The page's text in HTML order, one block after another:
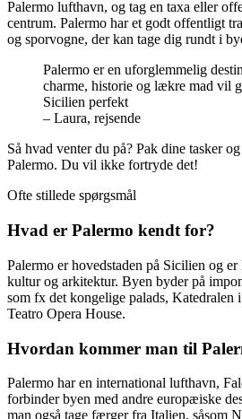
Palermo lufthavn, og tag en taxa eller
centrum. Palermo har et godt offentligt
og sporvogne, der kan tage dig rundt i
Palermo er en uforglemmelig
charme, historie og lækre mad vil
Sicilien perfekt
– Laura, rejsende
Så hvad venter du på? Pak dine tasker
Palermo. Du vil ikke fortryde det!
Ofte stillede spørgsmål
Hvad er Palermo kendt for?
Palermo er hovedstaden på Sicilien og
kultur og arkitektur. Byen byder på
som fx det kongelige palads, Katedralen
Teatro Opera House.
Hvordan kommer man til
Palermo har en international lufthavn,
forbinder byen med andre europæiske
man også tage færger fra Italien, såsom